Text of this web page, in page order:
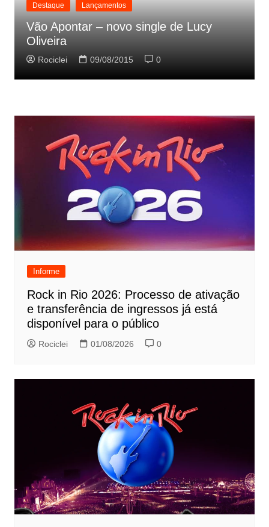
Destaque Lançamentos
Vão Apontar – novo single de Lucy
Oliveira
Rociclei 09/08/2015 0
Informe
Rock in Rio 2026: Processo de ativação
e transferência de ingressos já está
disponível para o público
Rociclei 01/08/2026 0